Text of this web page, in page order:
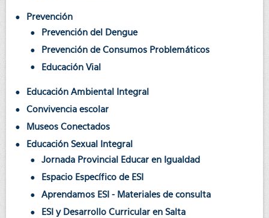
Prevención
Prevención del Dengue
Prevención de Consumos Problemáticos
Educación Vial
Educación Ambiental Integral
Convivencia escolar
Museos Conectados
Educación Sexual Integral
Jornada Provincial Educar en Igualdad
Espacio Específico de ESI
Aprendamos ESI - Materiales de consulta
ESI y Desarrollo Curricular en Salta